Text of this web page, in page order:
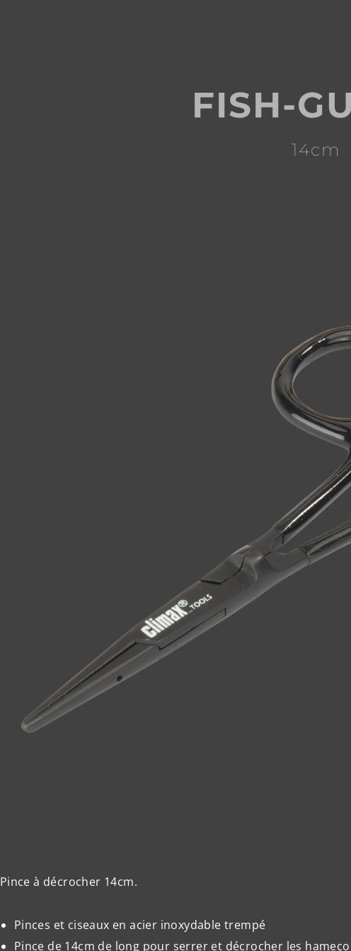
FISH-
14cm
Pince à décrocher 14cm.
Pinces et ciseaux en acier inoxydable trempé
Pince de 14cm de long pour serrer et décrocher les